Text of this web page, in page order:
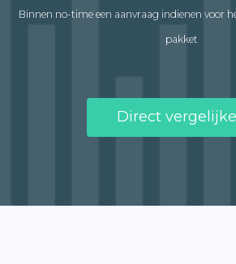
Binnen no-time een aanvraag indienen voor
pakket
Direct